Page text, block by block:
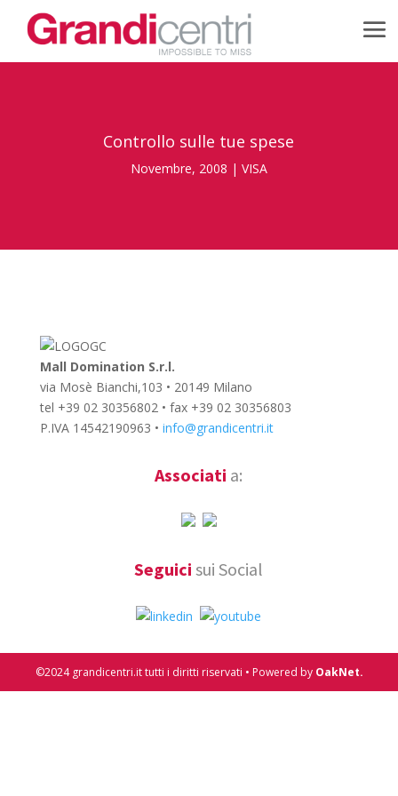
Controllo sulle tue spese
Novembre, 2008 | VISA
Mall Domination S.r.l.
via Mosè Bianchi,103 • 20149 Milano
tel +39 02 30356802 • fax +39 02 30356803
P.IVA 14542190963 • info@grandicentri.it
Associati a:
Seguici sui Social
©2024 grandicentri.it tutti i diritti riservati • Powered by OakNet.